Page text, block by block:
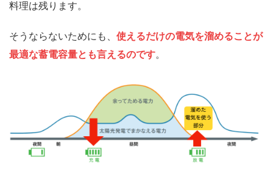
料理は残ります。
そうならないためにも、 使えるだけの電気を溜めることが
最適な蓄電容量とも言えるのです。